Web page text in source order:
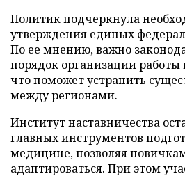
Политик подчеркнула
утверждения единых
По ее мнению, важно
порядок организации работы
что поможет устранить
между регионами.
Институт наставничества
главных инструментов
медицине, позволяя
адаптироваться. При этом